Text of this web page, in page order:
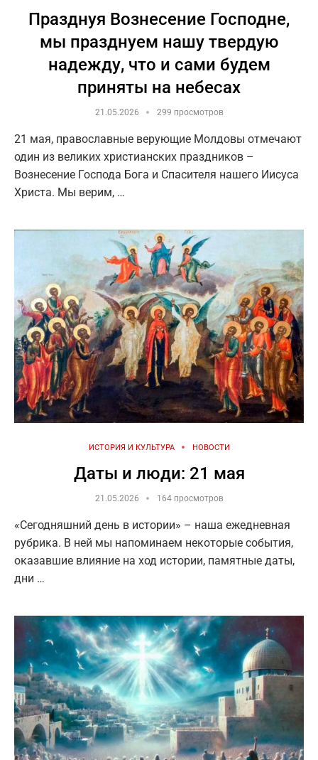
Празднуя Вознесение Господне,
мы празднуем нашу твердую
надежду, что и сами будем
приняты на небесах
21.05.2026 299 просмотров
21 мая, православные верующие Молдовы отмечают
один из великих христианских праздников –
Вознесение Господа Бога и Спасителя нашего Иисуса
Христа. Мы верим, …
ИСТОРИЯ И КУЛЬТУРА НОВОСТИ
Даты и люди: 21 мая
21.05.2026 164 просмотров
«Сегодняшний день в истории» – наша ежедневная
рубрика. В ней мы напоминаем некоторые события,
оказавшие влияние на ход истории, памятные даты,
дни …